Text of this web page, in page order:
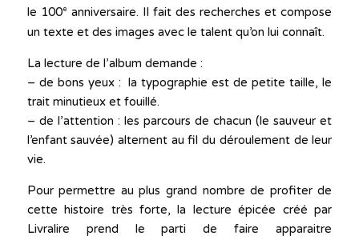
le 100e anniversaire. Il fait des recherches et compose
un texte et des images avec le talent qu’on lui connaît.
La lecture de l’album demande :
– de bons yeux : la typographie est de petite taille, le
trait minutieux et fouillé.
– de l’attention : les parcours de chacun (le sauveur et
l’enfant sauvée) alternent au fil du déroulement de leur
vie.
Pour permettre au plus grand nombre de profiter de
cette histoire très forte, la lecture épicée créé par
Livralire prend le parti de faire apparaitre